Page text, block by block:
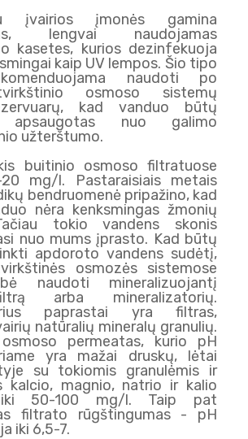
įvairios įmonės gamina
lengvai naudojamas
kasetes, kurios dezinfekuoja
kaip UV lempos. Šio tipo
naudoti po
osmoso sistemų
kad vanduo būtų
apsaugotas nuo galimo
užterštumo.
buitinio osmoso filtratuose
20 mg/l. Pastaraisiais metais
bendruomenė pripažino, kad
nėra kenksmingas žmonių
tokio vandens skonis
nuo mums įprasto. Kad būtų
apdoroto vandens sudėtį,
osmozės sistemose
naudoti mineralizuojantį
arba mineralizatorių.
paprastai yra filtras,
natūralių mineralų granulių.
permeatas, kurio pH
yra mažai druskų, lėtai
su tokiomis granulėmis ir
kalcio, magnio, natrio ir kalio
iki 50-100 mg/l. Taip pat
filtrato rūgštingumas - pH
iki 6,5-7.